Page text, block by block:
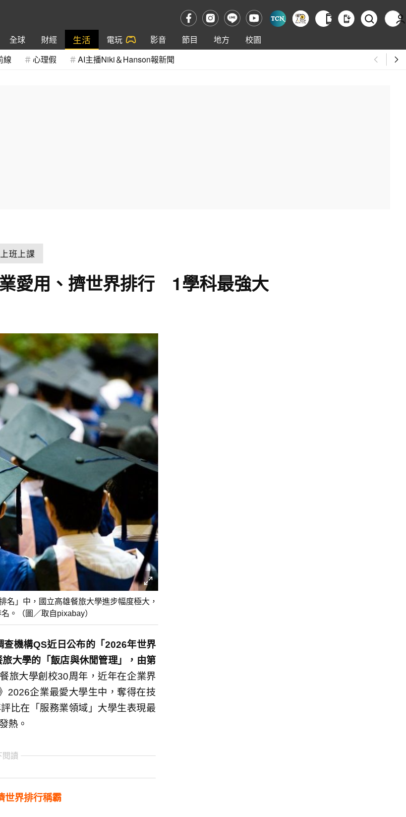
全球 財經 生活 電玩 影音 節目 地方
校園
線 心理假 AI主播Niki＆Hanson報新聞
班上課
愛用、擠世界排行 1學科最強大
」中，國立高雄餐旅大學進步幅度極大，
。（圖／取自pixabay）
查機構QS近日公布的「2026年世界
大學的「飯店與休閒管理」，由第
旅大學創校30周年，近年在企業界
2026企業最愛大學生中，奪得在技
比在「服務業領域」大學生表現最
熱。
閱讀
世界排行稱霸